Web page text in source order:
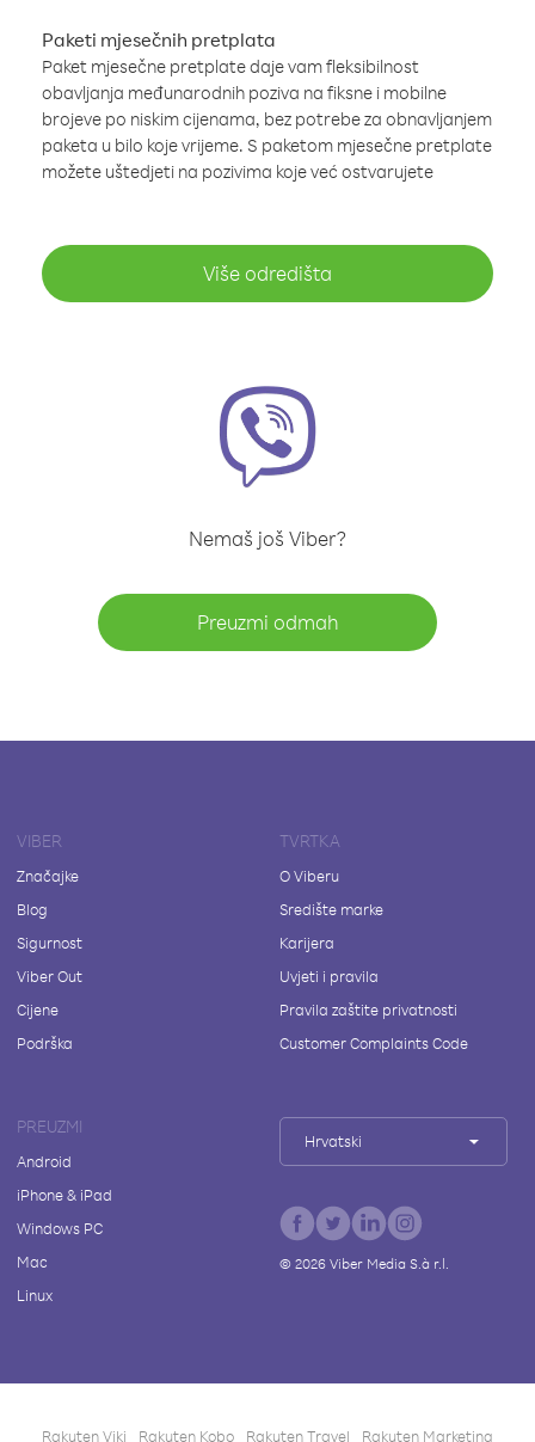
Paketi mjesečnih pretplata
Paket mjesečne pretplate daje vam fleksibilnost
obavljanja međunarodnih poziva na fiksne i mobilne
brojeve po niskim cijenama, bez potrebe za obnavljanjem
paketa u bilo koje vrijeme. S paketom mjesečne pretplate
možete uštedjeti na pozivima koje već ostvarujete
Više odredišta
Nemaš još Viber?
Preuzmi odmah
VIBER
Značajke
Blog
Sigurnost
Viber Out
Cijene
Podrška
TVRTKA
O Viberu
Središte marke
Karijera
Uvjeti i pravila
Pravila zaštite privatnosti
Customer Complaints Code
PREUZMI
Android
iPhone & iPad
Windows PC
Mac
Linux
Hrvatski
© 2026Viber Media S.à r.l.
Rakuten Viki Rakuten Kobo Rakuten Travel Rakuten Marketing